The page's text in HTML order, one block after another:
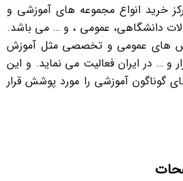
خرید انواع مجموعه های آموزشی و
دانشگاهی، عمومی ، و … می باشد.
های عمومی و تخصصی مثل آموزش
و … در ایران فعالیت می نماید. و این
گوناگون آموزشی را مورد پوشش قرار